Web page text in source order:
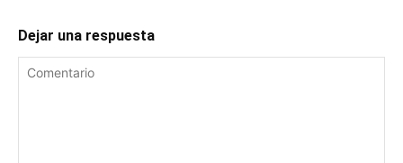
Dejar una respuesta